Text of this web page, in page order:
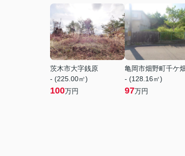
茨木市大字銭原
- (225.00㎡)
100万円
亀岡市畑野町千ケ
- (128.16㎡)
97万円